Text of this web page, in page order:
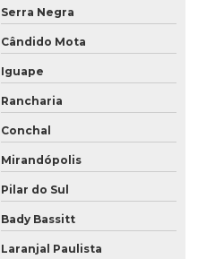
Serra Negra
Cândido Mota
Iguape
Rancharia
Conchal
Mirandópolis
Pilar do Sul
Bady Bassitt
Laranjal Paulista